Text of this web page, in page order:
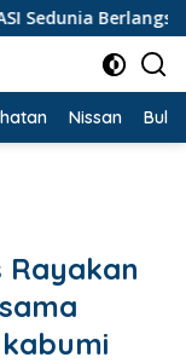
Berlangsung Meriah
Nissan
Rayakan